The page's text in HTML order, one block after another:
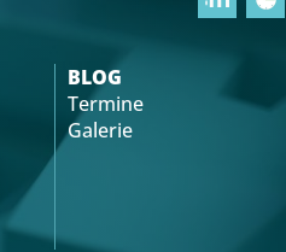
BLOG
Termine
Galerie